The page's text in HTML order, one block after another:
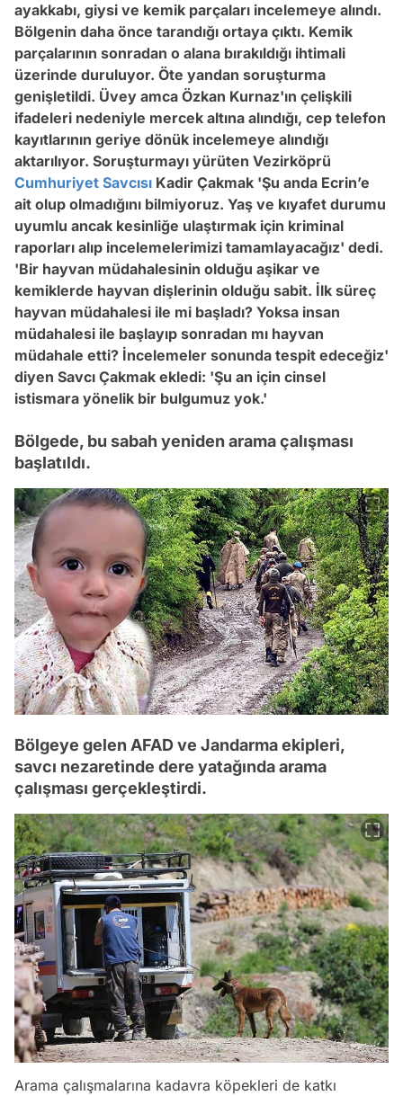
ayakkabı, giysi ve kemik parçaları incelemeye alındı.
Bölgenin daha önce tarandığı ortaya çıktı. Kemik
parçalarının sonradan o alana bırakıldığı ihtimali
üzerinde duruluyor. Öte yandan soruşturma
genişletildi. Üvey amca Özkan Kurnaz'ın çelişkili
ifadeleri nedeniyle mercek altına alındığı, cep telefon
kayıtlarının geriye dönük incelemeye alındığı
aktarılıyor. Soruşturmayı yürüten Vezirköprü
Cumhuriyet Savcısı Kadir Çakmak 'Şu anda Ecrin’e
ait olup olmadığını bilmiyoruz. Yaş ve kıyafet durumu
uyumlu ancak kesinliğe ulaştırmak için kriminal
raporları alıp incelemelerimizi tamamlayacağız' dedi.
'Bir hayvan müdahalesinin olduğu aşikar ve
kemiklerde hayvan dişlerinin olduğu sabit. İlk süreç
hayvan müdahalesi ile mi başladı? Yoksa insan
müdahalesi ile başlayıp sonradan mı hayvan
müdahale etti? İncelemeler sonunda tespit edeceğiz'
diyen Savcı Çakmak ekledi: 'Şu an için cinsel
istismara yönelik bir bulgumuz yok.'
Bölgede, bu sabah yeniden arama çalışması
başlatıldı.
Bölgeye gelen AFAD ve Jandarma ekipleri,
savcı nezaretinde dere yatağında arama
çalışması gerçekleştirdi.
Arama çalışmalarına kadavra köpekleri de katkı